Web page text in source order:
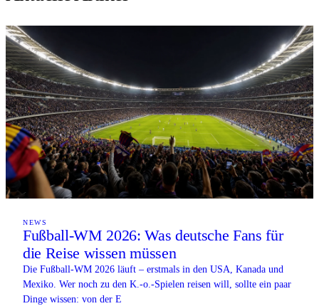
NEWS
Fußball-WM 2026: Was deutsche Fans für
die Reise wissen müssen
Die Fußball-WM 2026 läuft – erstmals in den USA, Kanada und
Mexiko. Wer noch zu den K.-o.-Spielen reisen will, sollte ein paar
Dinge wissen: von der E